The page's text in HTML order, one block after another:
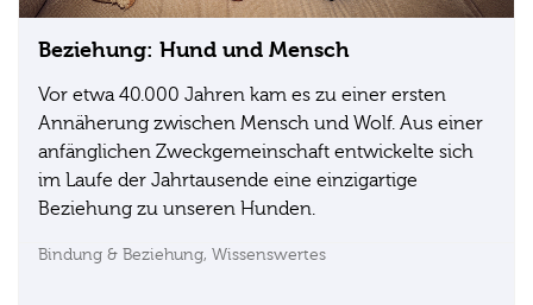
Beziehung: Hund und Mensch
Vor etwa 40.000 Jahren kam es zu einer ersten
Annäherung zwischen Mensch und Wolf. Aus einer
anfänglichen Zweckgemeinschaft entwickelte sich
im Laufe der Jahrtausende eine einzigartige
Beziehung zu unseren Hunden.
Bindung & Beziehung, Wissenswertes